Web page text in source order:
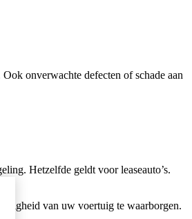
onverwachte defecten of schade aan
Hetzelfde geldt voor leaseauto’s.
van uw voertuig te waarborgen.